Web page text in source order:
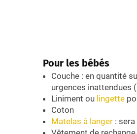
Pour les bébés
Couche : en quantité
urgences inattendues
Liniment ou lingette
Coton
Matelas à langer :